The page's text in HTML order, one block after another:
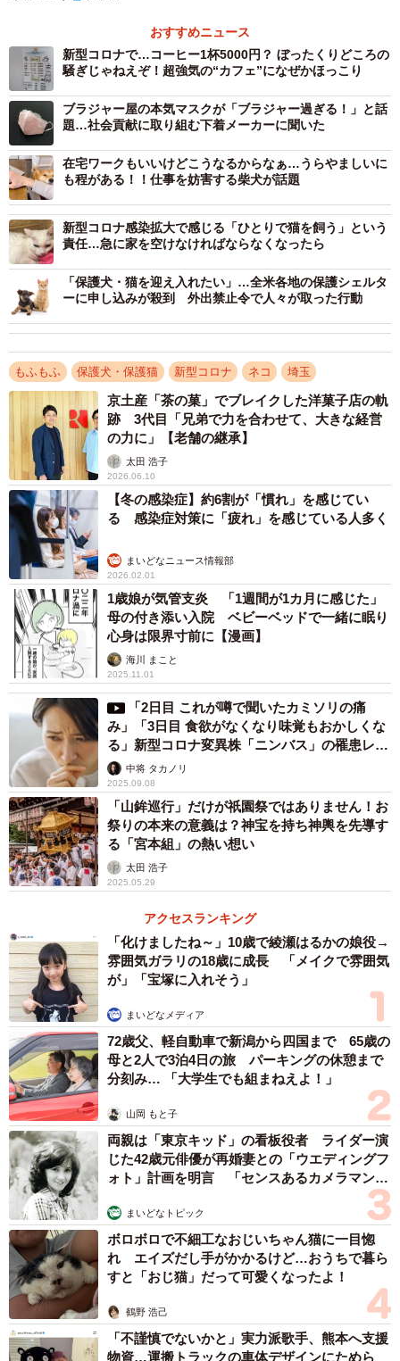
一人暮らしの前川さんが里親として猫を迎えたのは2018年
12月にさかのぼる。地域で野良猫が子猫を産んだ。母猫は
避妊手術を受け地域猫に。産まれた4匹は保護団体に保護さ
れ、里親を探していた。「癒しが欲しくて」と前川さんは
生後6カ月のオスの茶トラ兄弟を引き取った。名前は幸せに
なれるようにと願いをこめて、「ライト（明るい）」と
「ホープ（希望）」と名付けた。
3/10
実は甘えん坊のライト
もともとは犬派だった前川さんだが、すっかり猫の魅力に
とりこになった。兄のライトは隠れ甘えん坊、前川さんが
部屋を移動するたびに後をついてきて、けなげにもずっと
扉の前で待っている。就寝時には布団のなかに潜り込む。
4/10
“かまってちゃん猫”のホープ
弟のホープはストレートに甘える“かまってちゃん猫”で、お
もちゃの入っている箱まで誘導しては「ニャー」と鳴い
て、「遊んで」とアピールをする。寝る時は体をトントン
と優しくたたかなければ寝ない。「まるで人間の赤ちゃん
です」。就寝場所は決まって前川さんの枕の横だという。
この兄弟猫は大の仲良し。時にはプロレスごっこをして暴
れるが、いつも一緒にいる。
にゃんこたちがいてくれて良かった
病院に勤務しているときは「1分でも早く会いたかったの
おすすめニュース
新型コロナで…コーヒー1杯5000円？ ぼったくりどころの
騒ぎじゃねえぞ！超強気の“カフェ”になぜかほっこり
ブラジャー屋の本気マスクが「ブラジャー過ぎる！」と話
題…社会貢献に取り組む下着メーカーに聞いた
在宅ワークもいいけどこうなるからなぁ…うらやましいに
も程がある！！仕事を妨害する柴犬が話題
新型コロナ感染拡大で感じる「ひとりで猫を飼う」という
責任…急に家を空けなければならなくなったら
「保護犬・猫を迎え入れたい」…全米各地の保護シェルタ
ーに申し込みが殺到 外出禁止令で人々が取った行動
もふもふ 保護犬・保護猫 新型コロナ ネコ 埼玉
京土産「茶の菓」でブレイクした洋菓子店の軌
跡 3代目「兄弟で力を合わせて、大きな経営
の力に」【老舗の継承】
太田 浩子
2026.06.10
【冬の感染症】約6割が「慣れ」を感じてい
る 感染症対策に「疲れ」を感じている人多く
まいどなニュース情報部
2026.02.01
1歳娘が気管支炎 「1週間が1カ月に感じた」
母の付き添い入院 ベビーベッドで一緒に眠り
心身は限界寸前に【漫画】
海川 まこと
2025.11.01
「2日目 これが噂で聞いたカミソリの痛
み」「3日目 食欲がなくなり味覚もおかしくな
る」新型コロナ変異株「ニンバス」の罹患レポ
ートが話題
中将 タカノリ
2025.09.08
「山鉾巡行」だけが祇園祭ではありません！お
祭りの本来の意義は？神宝を持ち神輿を先導す
る「宮本組」の熱い想い
太田 浩子
2025.05.29
アクセスランキング
「化けましたね～」10歳で綾瀬はるかの娘役→
雰囲気ガラリの18歳に成長 「メイクで雰囲気
が」「宝塚に入れそう」
まいどなメディア
72歳父、軽自動車で新潟から四国まで 65歳の
母と2人で3泊4日の旅 パーキングの休憩まで
分刻み… 「大学生でも組まねえよ！」
山岡 もと子
両親は「東京キッド」の看板役者 ライダー演
じた42歳元俳優が再婚妻との「ウエディングフ
ォト」計画を明言 「センスあるカメラマン求
まいどなトピック
ボロボロで不細工なおじいちゃん猫に一目惚
れ エイズだし手がかかるけど…おうちで暮ら
すと「おじ猫」だって可愛くなったよ！
鶴野 浩己
「不謹慎でないかと」実力派歌手、熊本へ支援
物資…運搬トラックの車体デザインにためら